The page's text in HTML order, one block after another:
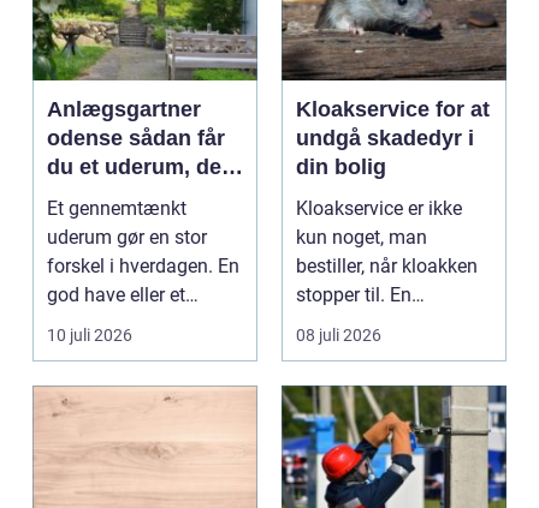
Anlægsgartner
odense sådan får
du et uderum, der
holder i mange år
Et gennemtænkt
uderum gør en stor
forskel i hverdagen. En
god have eller et
velplejet fællesareal
gi...
10 juli 2026
Kloakservice for at
undgå skadedyr i
din bolig
Kloakservice er ikke
kun noget, man
bestiller, når kloakken
stopper til. En
systematisk gennem...
08 juli 2026